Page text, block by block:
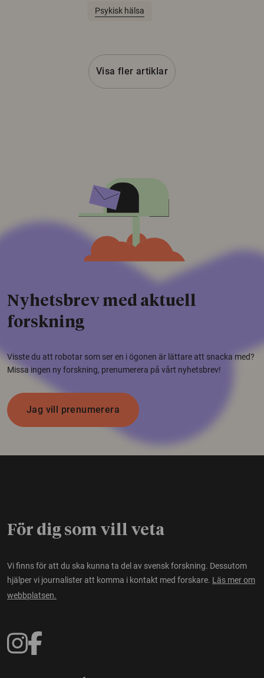
Psykisk hälsa
Visa fler artiklar
Nyhetsbrev med aktuell
forskning
Visste du att robotar som ser en i ögonen är lättare att snacka med?
Missa ingen ny forskning, prenumerera på vårt nyhetsbrev!
Jag vill prenumerera
För dig som vill veta
Vi finns för att du ska kunna ta del av svensk forskning. Dessutom
hjälper vi journalister att komma i kontakt med forskare. Läs mer om
webbplatsen.